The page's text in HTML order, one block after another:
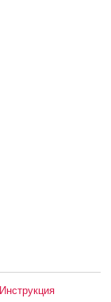
Инструкция